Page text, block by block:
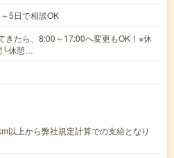
5日で相談OK
きたら、8:00～17:00へ変更もOK！※休
└休憩…
以上から弊社規定計算での支給となり